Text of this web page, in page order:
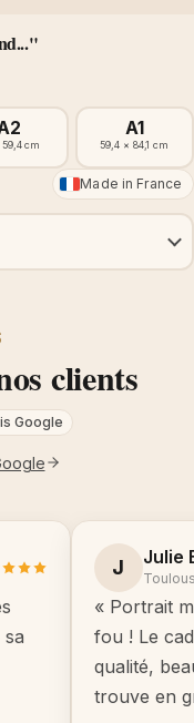
cm
A1
59,4 × 84,1 cm
Made in France
clients
Google
J Julie
« Portrait
fou ! Le
qualité,
trouve en